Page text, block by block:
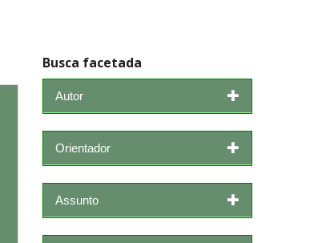
Busca facetada
Autor
Orientador
Assunto